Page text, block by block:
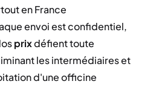
en France
envoi est confidentiel,
prixdéfient toute
les intermédiaires et
d'une officine